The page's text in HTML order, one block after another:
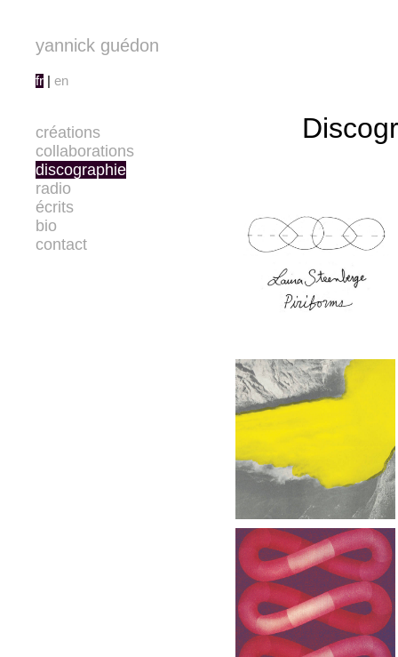
yannick guédon
fr en
créations
collaborations
discographie
radio
écrits
bio
contact